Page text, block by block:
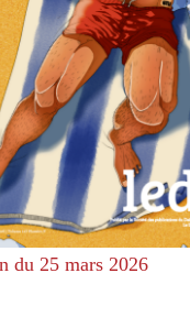
du 25 mars 2026